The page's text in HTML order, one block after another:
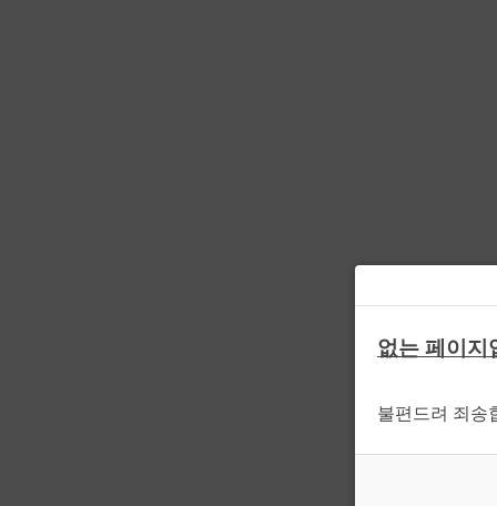
없는 페이지
불편드려 죄송